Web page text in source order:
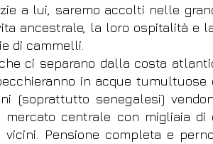
a lui, saremo accolti nelle
ancestrale, la loro ospitalità e
di cammelli.
ci separano dalla costa
in acque tumultuose
(soprattutto senegalesi)
centrale con migliaia
Pensione completa e